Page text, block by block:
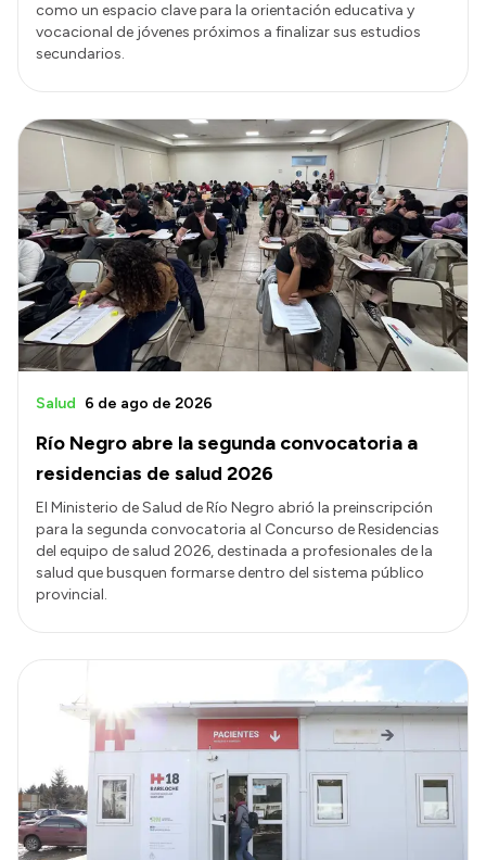
como un espacio clave para la orientación educativa y
vocacional de jóvenes próximos a finalizar sus estudios
secundarios.
Río Negro abre la segunda convocatoria a
residencias de salud 2026
Salud 6 de ago de 2026
El Ministerio de Salud de Río Negro abrió la preinscripción
para la segunda convocatoria al Concurso de Residencias
del equipo de salud 2026, destinada a profesionales de la
salud que busquen formarse dentro del sistema público
provincial.